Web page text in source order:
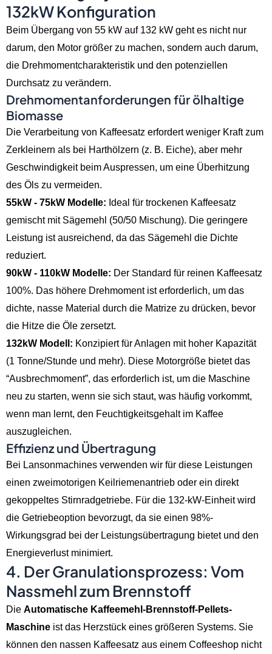
132kW Konfiguration
Beim Übergang von 55 kW auf 132 kW geht es nicht nur
darum, den Motor größer zu machen, sondern auch darum,
die Drehmomentcharakteristik und den potenziellen
Durchsatz zu verändern.
Drehmomentanforderungen für ölhaltige
Biomasse
Die Verarbeitung von Kaffeesatz erfordert weniger Kraft zum
Zerkleinern als bei Harthölzern (z. B. Eiche), aber mehr
Geschwindigkeit beim Auspressen, um eine Überhitzung
des Öls zu vermeiden.
55kW - 75kW Modelle: Ideal für trockenen Kaffeesatz
gemischt mit Sägemehl (50/50 Mischung). Die geringere
Leistung ist ausreichend, da das Sägemehl die Dichte
reduziert.
90kW - 110kW Modelle: Der Standard für reinen Kaffeesatz
100%. Das höhere Drehmoment ist erforderlich, um das
dichte, nasse Material durch die Matrize zu drücken, bevor
die Hitze die Öle zersetzt.
132kW Modell: Konzipiert für Anlagen mit hoher Kapazität
(1 Tonne/Stunde und mehr). Diese Motorgröße bietet das
“Ausbrechmoment”, das erforderlich ist, um die Maschine
neu zu starten, wenn sie sich staut, was häufig vorkommt,
wenn man lernt, den Feuchtigkeitsgehalt im Kaffee
auszugleichen.
Effizienz und Übertragung
Bei Lansonmachines verwenden wir für diese Leistungen
einen zweimotorigen Keilriemenantrieb oder ein direkt
gekoppeltes Stirnradgetriebe. Für die 132-kW-Einheit wird
die Getriebeoption bevorzugt, da sie einen 98%-
Wirkungsgrad bei der Leistungsübertragung bietet und den
Energieverlust minimiert.
4. Der Granulationsprozess: Vom
Nassmehl zum Brennstoff
Die Automatische Kaffeemehl-Brennstoff-Pellets-
Maschine ist das Herzstück eines größeren Systems. Sie
können den nassen Kaffeesatz aus einem Coffeeshop nicht